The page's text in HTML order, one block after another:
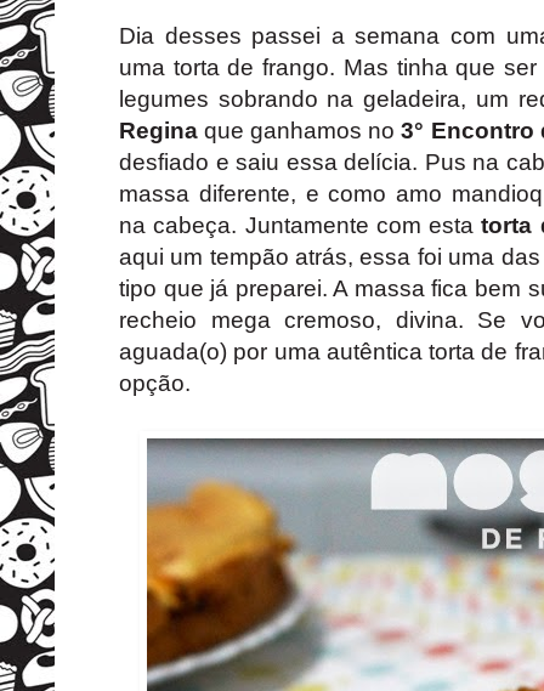
Dia desses passei a semana com
uma torta de frango. Mas tinha que
legumes sobrando na geladeira, um
Regina que ganhamos no3° Encontro
desfiado e saiu essa delícia. Pus na
massa diferente, e como amo
na cabeça. Juntamente com estatorta
aqui um tempão atrás, essa foi uma
tipo que já preparei. A massa fica bem
recheio mega cremoso, divina. Se
aguada(o) por uma autêntica torta de
opção.